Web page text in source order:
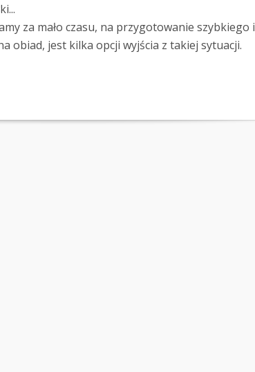
za mało czasu, na przygotowanie szybkiego i
obiad, jest kilka opcji wyjścia z takiej sytuacji.